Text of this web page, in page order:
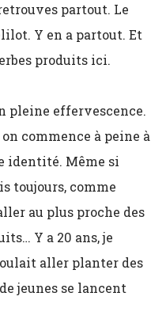
partout. Le
Y en a partout. Et
produits ici.
pleine effervescence.
commence à peine à
identité. Même si
toujours, comme
au plus proche des
Y a 20 ans, je
aller planter des
jeunes se lancent